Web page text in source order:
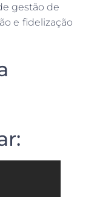
gestão de
e fidelização